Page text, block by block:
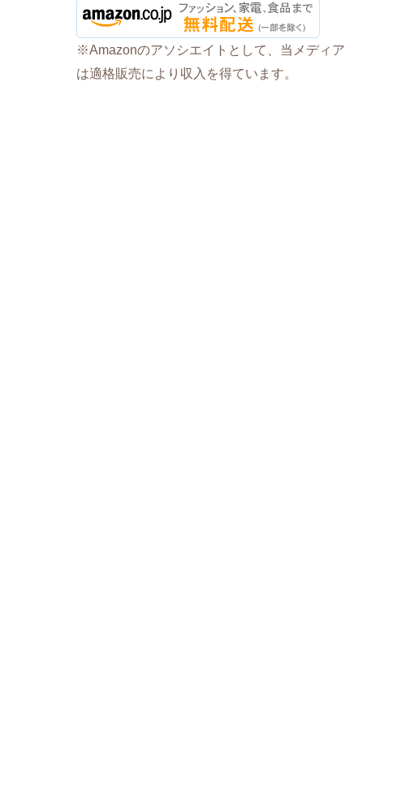
※Amazonのアソシエイトとして、当メディア
は適格販売により収入を得ています。